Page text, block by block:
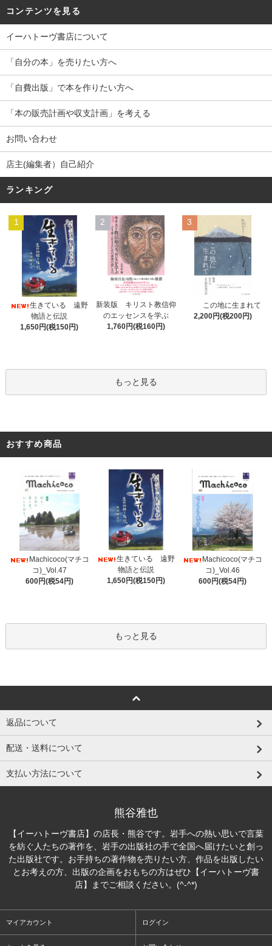
コンテンツを見る
イーハトーヴ書店について
「自分の本」を売りたい方へ
「自費出版」で本を作りたい方へ
「本の販売計画や収支計画」を考える
お問い合わせ
店主(編集者）自己紹介
ランキング
1
生きている 遠野
物語と伝説
1,650円(税150円)
2
新装版 キリスト教信仰
のエッセンスを学ぶ
1,760円(税160円)
3
この地に生まれて
2,200円(税200円)
もっと見る
おすすめ商品
Machicoco(マチコ
コ)_Vol.47
600円(税54円)
生きている 遠野
物語と伝説
1,650円(税150円)
Machicoco(マチコ
コ)_Vol.46
600円(税54円)
もっと見る
返品について
配送・送料について
支払い方法について
熊谷雅也
【イーハトーヴ書店】の店長・熊谷です。岩手への熱い思いで言葉
を紡ぐ人たちの著作を、岩手の出版社の手で全国へ届けたいと創っ
た出版社です。お手持ちの著作物を売りたい方、作品を出版したい
とお考えの方、出版の企画をおもちの方はぜひ【イーハトーヴ書
店】までご相談ください。(^-^*)
マイアカウント ログイン